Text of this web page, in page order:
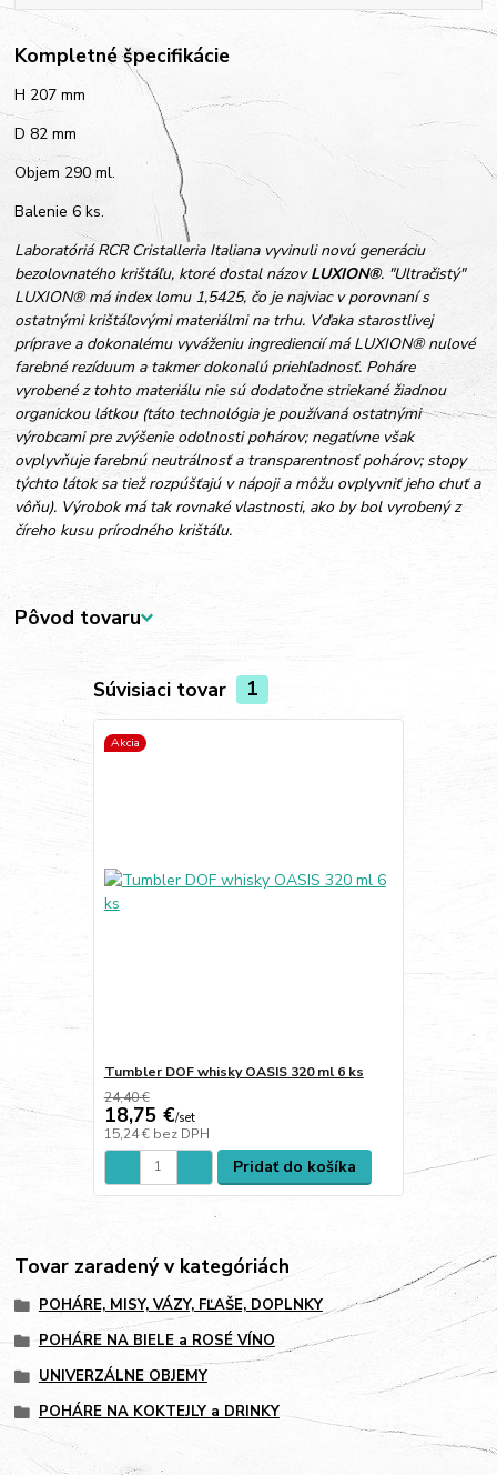
Kompletné špecifikácie
H 207 mm
D 82 mm
Objem 290 ml.
Balenie 6 ks.
Laboratóriá RCR Cristalleria Italiana vyvinuli novú generáciu
bezolovnatého krištáľu, ktoré dostal názovLUXION®. "Ultračistý"
LUXION® má index lomu 1,5425, čo je najviac v porovnaní s
ostatnými krištáľovými materiálmi na trhu. Vďaka starostlivej
príprave a dokonalému vyváženiu ingrediencií má LUXION® nulové
farebné rezíduum a takmer dokonalú priehľadnosť. Poháre
vyrobené z tohto materiálu nie sú dodatočne striekané žiadnou
organickou látkou (táto technológia je používaná ostatnými
výrobcami pre zvýšenie odolnosti pohárov; negatívne však
ovplyvňuje farebnú neutrálnosť a transparentnosť pohárov; stopy
týchto látok sa tiež rozpúšťajú v nápoji a môžu ovplyvniť jeho chuť a
vôňu). Výrobok má tak rovnaké vlastnosti, ako by bol vyrobený z
číreho kusu prírodného krištáľu.
Pôvod tovaru
Súvisiaci tovar 1
Akcia
Tumbler DOF whisky OASIS 320 ml 6 ks
24,40 €
18,75 €/set
15,24 € bez DPH
Pridať do košíka
Tovar zaradený v kategóriách
POHÁRE, MISY, VÁZY, FĽAŠE, DOPLNKY
POHÁRE NA BIELE a ROSÉ VÍNO
UNIVERZÁLNE OBJEMY
POHÁRE NA KOKTEJLY a DRINKY